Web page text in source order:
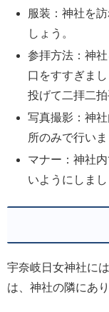
服装：神社を
しょう。
参拝方法：神
口をすすぎま
投げて二拝二拍
写真撮影：神
所のみで行いま
マナー：神社
いようにしまし
宇奈岐日女神社に
は、神社の隣にあり